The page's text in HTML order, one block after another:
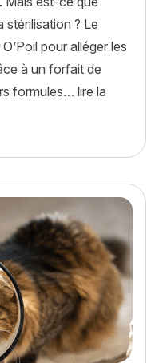
stérilisation ? Le
pour alléger les
à un forfait de
formules… lire la